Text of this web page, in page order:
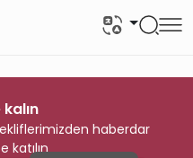
haberdar